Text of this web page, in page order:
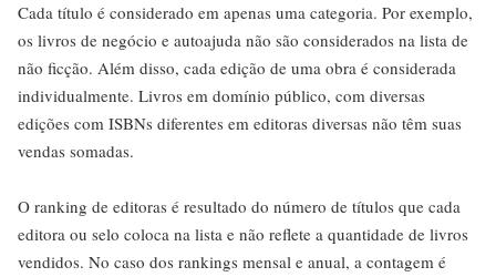
Cada título é considerado em apenas uma categoria. Por exemplo,
os livros de negócio e autoajuda não são considerados na lista de
não ficção. Além disso, cada edição de uma obra é considerada
individualmente. Livros em domínio público, com diversas
edições com ISBNs diferentes em editoras diversas não têm suas
vendas somadas.
O ranking de editoras é resultado do número de títulos que cada
editora ou selo coloca na lista e não reflete a quantidade de livros
vendidos. No caso dos rankings mensal e anual, a contagem é